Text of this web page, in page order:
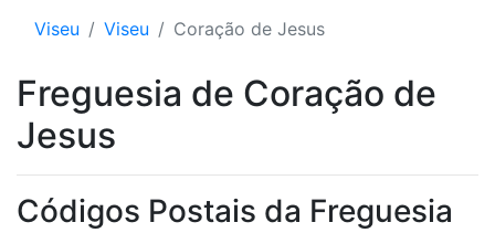
Viseu Viseu Coração de Jesus
Freguesia de Coração de
Jesus
Códigos Postais da Freguesia